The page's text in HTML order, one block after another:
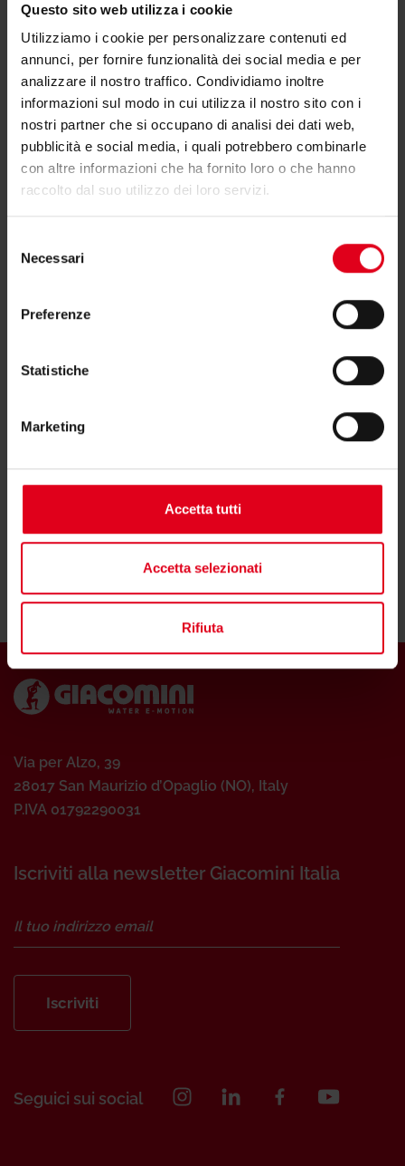
Questo sito web utilizza i cookie
Utilizziamo i cookie per personalizzare contenuti ed
annunci, per fornire funzionalità dei social media e per
analizzare il nostro traffico. Condividiamo inoltre
informazioni sul modo in cui utilizza il nostro sito con i
nostri partner che si occupano di analisi dei dati web,
pubblicità e social media, i quali potrebbero combinarle
con altre informazioni che ha fornito loro o che hanno
raccolto dal suo utilizzo dei loro servizi.
delNecessari
Preferenze
Statistiche
Marketing
Accetta tutti
Accetta selezionati
Rifiuta
Hai bisogno di supporto per KGSTU?
Se hai bisogno di ulteriori informazioni contatta il
consulente tecnico o commerciale di zona.
Trova il consulente di zona
Potrebbero interessarti anche
Via per Alzo, 39
28017 San Maurizio d’Opaglio (NO), Italy
P.IVA 01792290031
Iscriviti alla newsletter Giacomini Italia
Iscriviti
Seguici sui social